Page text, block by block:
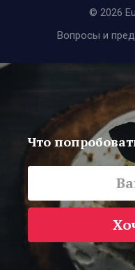
© 2026
Вопросы и
Что